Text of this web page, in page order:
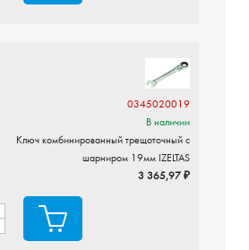
0345020019
В наличии
Ключ комбинированный трещоточный с
шарниром 19мм IZELTAS
3 365,97 ₽